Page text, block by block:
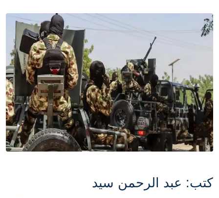
كتب: عبد الرحمن سيد